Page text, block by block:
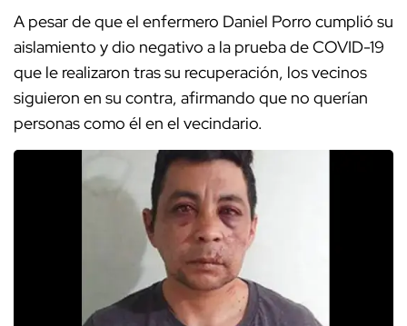
A pesar de que el enfermero Daniel Porro cumplió su
aislamiento y dio negativo a la prueba de COVID-19
que le realizaron tras su recuperación, los vecinos
siguieron en su contra, afirmando que no querían
personas como él en el vecindario.